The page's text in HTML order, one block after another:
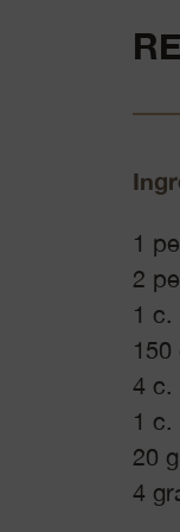
1
2
1 c.
150
4 c.
1 c.
20
4